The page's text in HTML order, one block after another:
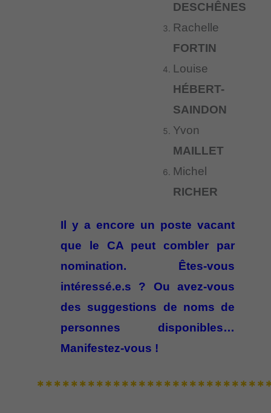
DESCHÊNES
Rachelle
FORTIN
Louise
HÉBERT-
SAINDON
Yvon
MAILLET
Michel
RICHER
Il y a encore un poste vacant
que le CA peut combler par
nomination. Êtes-vous
intéressé.e.s ? Ou avez-vous
des suggestions de noms de
personnes disponibles…
Manifestez-vous !